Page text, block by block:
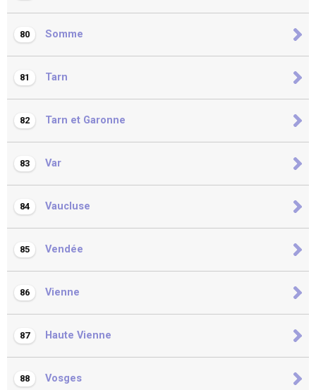
80 Somme
81 Tarn
82 Tarn et Garonne
83 Var
84 Vaucluse
85 Vendée
86 Vienne
87 Haute Vienne
88 Vosges